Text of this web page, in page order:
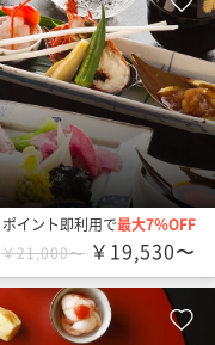
ポイント即利用で最大7％OFF
￥21,000〜 ￥19,530〜